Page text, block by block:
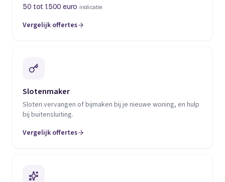
50 tot 1.500 euro indicatie
Vergelijk offertes
(opent in een nieuw tabblad)
Slotenmaker
Sloten vervangen of bijmaken bij je nieuwe woning, en hulp
bij buitensluiting.
Vergelijk offertes
(opent in een nieuw tabblad)